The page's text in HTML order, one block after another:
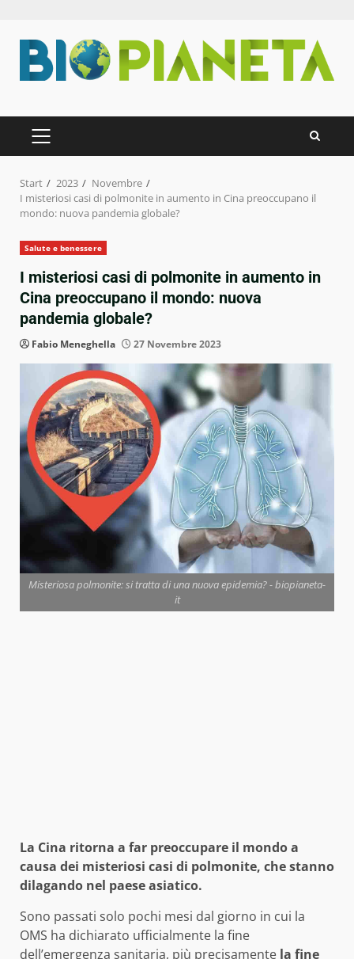
Inhalt
springen
PRIMÄRES
MENÜ
Start 2023
Novembre
I misteriosi casi di polmonite in aumento in Cina preoccupano il
mondo: nuova pandemia globale?
Salute e benessere
I misteriosi casi di polmonite in aumento in
Cina preoccupano il mondo: nuova
pandemia globale?
Fabio Meneghella 27 Novembre 2023
Misteriosa polmonite: si tratta di una nuova epidemia? - biopianeta-
it
La Cina ritorna a far preoccupare il mondo a
causa dei misteriosi casi di polmonite, che stanno
dilagando nel paese asiatico.
Sono passati solo pochi mesi dal giorno in cui la
OMS ha dichiarato ufficialmente la fine
dell’emergenza sanitaria, più precisamente la fine